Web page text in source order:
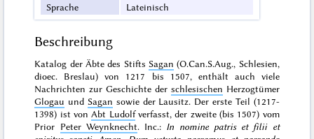
Sprache
Lateinisch
Beschreibung
Katalog der Äbte des StiftsSagan (O.Can.S.Aug., Schlesien,
dioec. Breslau) von 1217 bis 1507, enthält auch viele
Nachrichten zur Geschichte der schlesischen Herzogtümer
Glogau und Sagan sowie der Lausitz. Der erste Teil (1217-
1398) ist vonAbt Ludolfverfasst, der zweite (bis 1507) vom
Prior Peter Weynknecht. Inc.: In nomine patris et filii et